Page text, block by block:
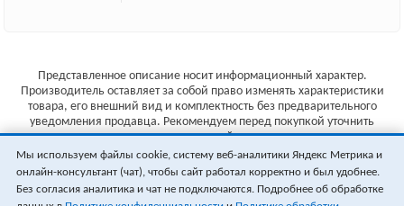
Представленное описание носит информационный характер.
Производитель оставляет за собой право изменять характеристики
товара, его внешний вид и комплектность без предварительного
уведомления продавца. Рекомендуем перед покупкой уточнить
характеристики товара на сайте производителя.
Указанные цены не являются публичной офертой (ст.435 ГК РФ).
Стоимость и наличие товара уточняйте у менеджера.
Мы используем файлы cookie, систему веб-аналитики Яндекс Метрика и
онлайн-консультант (чат), чтобы сайт работал корректно и был удобнее.
Без согласия аналитика и чат не подключаются. Подробнее об обработке